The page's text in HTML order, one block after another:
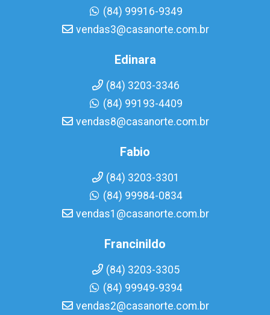
(84) 99916-9349
vendas3@casanorte.com.br
Edinara
(84) 3203-3346
(84) 99193-4409
vendas8@casanorte.com.br
Fabio
(84) 3203-3301
(84) 99984-0834
vendas1@casanorte.com.br
Francinildo
(84) 3203-3305
(84) 99949-9394
vendas2@casanorte.com.br